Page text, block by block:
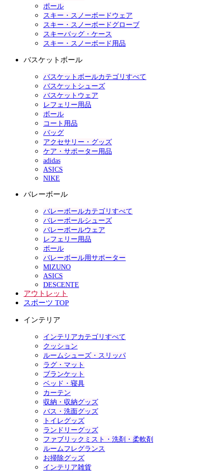
ポール
スキー・スノーボードウェア
スキー・スノーボードグローブ
スキーバッグ・ケース
スキー・スノーボード用品
バスケットボール
バスケットボールカテゴリすべて
バスケットシューズ
バスケットウェア
レフェリー用品
ボール
コート用品
バッグ
アクセサリー・グッズ
ケア・サポーター用品
adidas
ASICS
NIKE
バレーボール
バレーボールカテゴリすべて
バレーボールシューズ
バレーボールウェア
レフェリー用品
ボール
バレーボール用サポーター
MIZUNO
ASICS
DESCENTE
アウトレット
スポーツ TOP
インテリア
インテリアカテゴリすべて
クッション
ルームシューズ・スリッパ
ラグ・マット
ブランケット
ベッド・寝具
カーテン
収納・収納グッズ
バス・洗面グッズ
トイレグッズ
ランドリーグッズ
ファブリックミスト・洗剤・柔軟剤
ルームフレグランス
お掃除グッズ
インテリア雑貨